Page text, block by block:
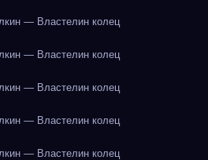
— Властелин колец
— Властелин колец
— Властелин колец
— Властелин колец
— Властелин колец